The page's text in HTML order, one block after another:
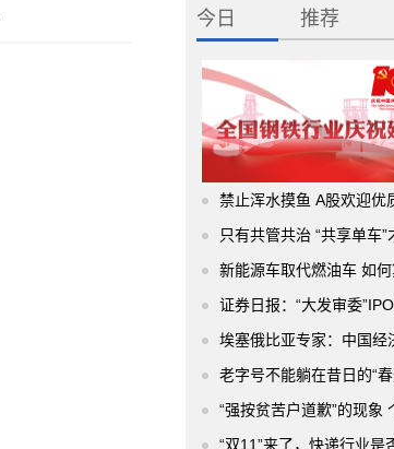
今日 推荐
禁止浑水摸鱼 A股欢迎优质
只有共管共治 “共享单车
新能源车取代燃油车 如
证券日报：“大发审委”IPO
埃塞俄比亚专家：中国经
老字号不能躺在昔日的“
“强按贫苦户道歉”的现象
“双11”来了，快递行业是